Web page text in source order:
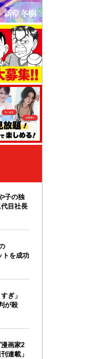
子の独
目社長
トを成功
ぎ」
が殺
画家2
連載」